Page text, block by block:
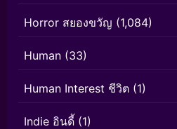
Horror สยองขวัญ (1,084)
Human (33)
Human Interest ชีวิต (1)
Indie อินดี้ (1)